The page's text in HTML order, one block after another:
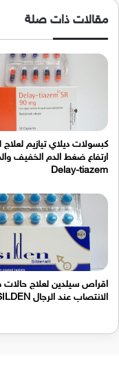
مقالات ذات صلة
كبسولات ديلاي تيازيم لعلاج
ارتفاع ضغط الدم الخفيف
Delay-tiazem
اقراص سيلدين لعلاج
الانتصاب عند الرجال SILDEN